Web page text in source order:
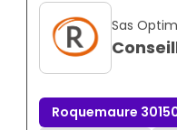
Sas
Roquemaure